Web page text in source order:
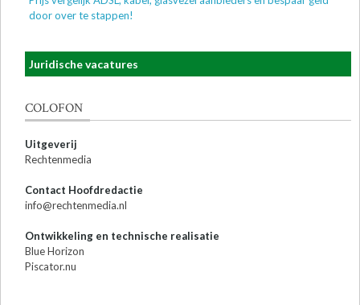
door over te stappen!
Juridische vacatures
COLOFON
Uitgeverij
Rechtenmedia
Contact Hoofdredactie
info@rechtenmedia.nl
Ontwikkeling en technische realisatie
Blue Horizon
Piscator.nu